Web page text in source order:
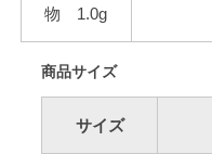
物 1.0g
商品サイズ
サイズ